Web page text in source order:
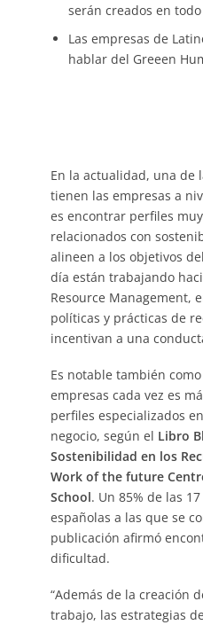
serán creados en
Las empresas de
hablar del Greeen
En la actualidad, una de
tienen las empresas a
es encontrar perfiles
relacionados con
alineen a los objetivos
día están trabajando
Resource Management,
políticas y prácticas de
incentivan a una
Es notable también
empresas cada vez es
perfiles especializados
negocio, según el Libro
Sostenibilidad en los
Work of the future
School. Un 85% de las
españolas a las que se
publicación afirmó
dificultad.
“Además de la creación
trabajo, las estrategias